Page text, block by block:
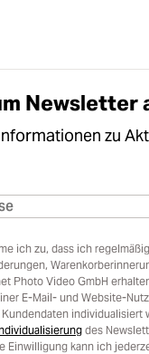
Newsletter
zu
ich zu, dass ich
Photo Video GmbH
E-Mail- und Website-
individualisiert
des
Einwilligung kann ich